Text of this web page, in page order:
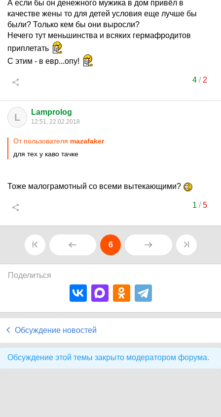
А если бы он денежного мужика в дом привёл в
качестве жены то для детей условия еще лучше бы
были? Только кем бы они выросли?
Нечего тут меньшинства и всяких гермафродитов
приплетать
С этим - в евр...опу!
4/ 2
L Lamprolog
12:51, 22.02.2018
От пользователя mazafaker
для тех у каво тачке
Тоже малограмотный со всеми вытекающими?
1 /5
6
Поделиться
Обсуждение новостей
Обсуждение этой темы закрыто модератором форума.